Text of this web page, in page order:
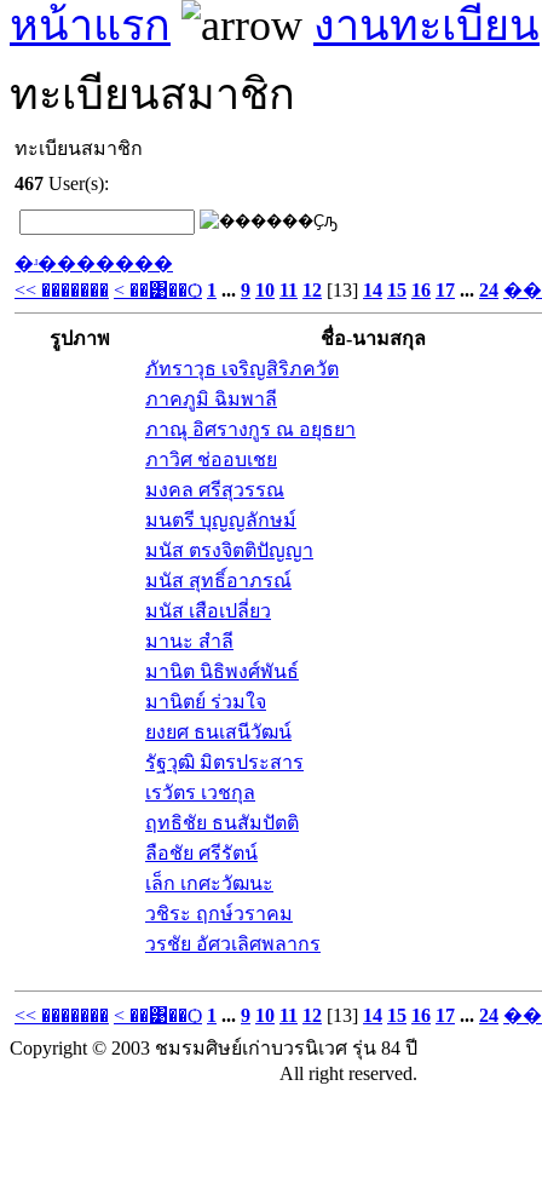
หน้าแรก
งานทะเบียน
ทะเบียนสมาชิก
ทะเบียนสมาชิก
467 User(s):
�ʴ�������
<< ������� < ��͹��Ѻ 1 ... 9 10 11 12 [13] 14 15 16 17 ... 24
รูปภาพ
ชื่อ-นามสกุล
ภัทราวุธ เจริญสิริภควัต
ภาคภูมิ ฉิมพาลี
ภาณุ อิศรางกูร ณ อยุธยา
ภาวิศ ช่ออบเชย
มงคล ศรีสุวรรณ
มนตรี บุญญลักษม์
มนัส ตรงจิตติปัญญา
มนัส สุทธิ์อาภรณ์
มนัส เสือเปลี่ยว
มานะ สำลี
มานิต นิธิพงศ์พันธ์
มานิตย์ ร่วมใจ
ยงยศ ธนเสนีวัฒน์
รัฐวุฒิ มิตรประสาร
เรวัตร เวชกุล
ฤทธิชัย ธนสัมปัตติ
ลือชัย ศรีรัตน์
เล็ก เกศะวัฒนะ
วชิระ ฤกษ์วราคม
วรชัย อัศวเลิศพลากร
<< ������� < ��͹��Ѻ 1 ... 9 10 11 12 [13] 14 15 16 17 ... 24
Copyright © 2003 ชมรมศิษย์เก่าบวรนิเวศ รุ่น 84 ปี
All right reserved.